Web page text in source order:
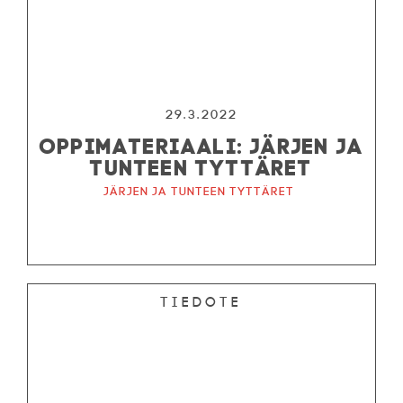
29.3.2022
OPPIMATERIAALI: JÄRJEN JA
TUNTEEN TYTTÄRET
Järjen ja tunteen tyttäret
Tiedote